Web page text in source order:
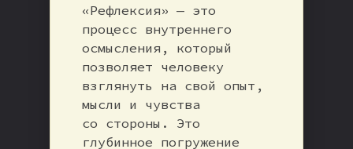
«Рефлексия» — это
процесс внутреннего
осмысления, который
позволяет человеку
взглянуть на свой опыт,
мысли и чувства
со стороны. Это
глубинное погружение